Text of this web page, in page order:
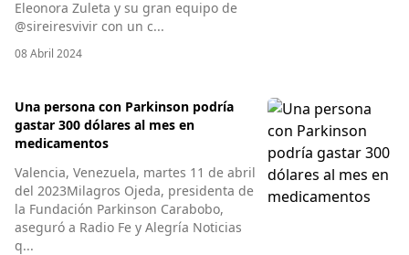
Eleonora Zuleta y su gran equipo de
@sireiresvivir con un c...
08 Abril 2024
Una persona con Parkinson podría
gastar 300 dólares al mes en
medicamentos
Valencia, Venezuela, martes 11 de abril
del 2023Milagros Ojeda, presidenta de
la Fundación Parkinson Carabobo,
aseguró a Radio Fe y Alegría Noticias
q...